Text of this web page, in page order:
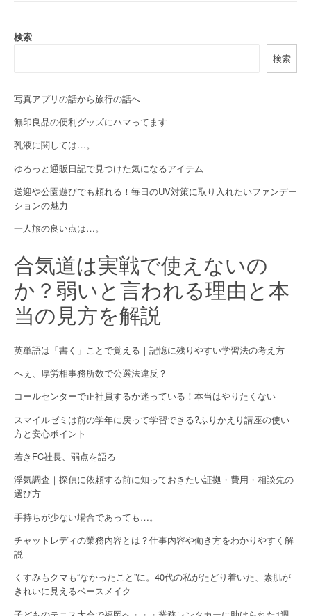
a
g
a
t
i
o
n
検索
検索
写真アプリの話から旅行の話へ
無印良品の便利グッズにハマってます
乳液に関しては…。
ゆるっと通販日記で見つけた気になるアイテム
送迎や公園遊びでも頼れる！毎日のUV対策に取り入れたいファンデー
ションの魅力
一人旅の良い点は…。
合気道は実戦で使えないの
か？弱いと言われる理由と本
当の見方を解説
英単語は「書く」ことで覚える｜記憶に残りやすい学習法の考え方
へぇ、厚労相事務所数で公選法違反？
コールセンターで正社員するか迷っている！本当はやりたくない
スマイルゼミは前の学年に戻って学習できる?ふりかえり講座の使い
方と安心ポイント
若きFC社長、弱点を語る
浮気調査｜探偵に依頼する前に知っておきたい証拠・費用・相談先の
選び方
手持ちが少ない場合であっても…。
チャットレディの業務内容とは？仕事内容や働き方をわかりやすく解
説
くすみもクマも“なかったこと”に。40代の私がたどり着いた、素肌が
きれいに見えるベースメイク